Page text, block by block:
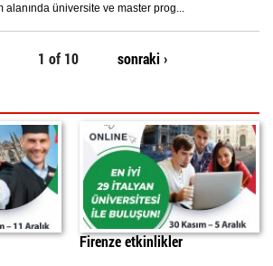
alanında üniversite ve master prog...
1 of 10 sonraki ›
Firenze etkinlikler